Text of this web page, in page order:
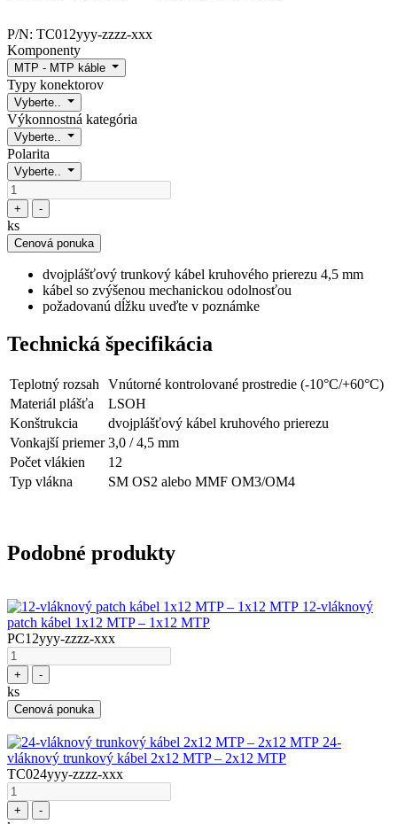
P/N: TC012yyy-zzzz-xxx
Komponenty
MTP - MTP káble
Typy konektorov
Vyberte..
Výkonnostná kategória
Vyberte..
Polarita
Vyberte..
+ -
ks
Cenová ponuka
dvojplášťový trunkový kábel kruhového prierezu 4,5 mm
kábel so zvýšenou mechanickou odolnosťou
požadovanú dĺžku uveďte v poznámke
Technická špecifikácia
Teplotný rozsah
Vnútorné kontrolované prostredie (-10°C/+60°C)
Materiál plášťa
LSOH
Konštrukcia
dvojplášťový kábel kruhového prierezu
Vonkajší priemer 3,0 / 4,5 mm
Počet vlákien
12
Typ vlákna
SM OS2 alebo MMF OM3/OM4
Podobné produkty
12-vláknový
patch kábel 1x12 MTP – 1x12 MTP
PC12yyy-zzzz-xxx
+ -
ks
Cenová ponuka
24-
vláknový trunkový kábel 2x12 MTP – 2x12 MTP
TC024yyy-zzzz-xxx
+ -